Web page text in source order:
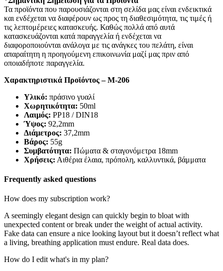
Τα προϊόντα που παρουσιάζονται στη σελίδα μας είναι ενδεικτικά
και ενδέχεται να διαφέρουν ως προς τη διαθεσιμότητα, τις τιμές ή
τις λεπτομέρειες κατασκευής. Καθώς πολλά από αυτά
κατασκευάζονται κατά παραγγελία ή ενδέχεται να
διαφοροποιούνται ανάλογα με τις ανάγκες του πελάτη, είναι
απαραίτητη η προηγούμενη επικοινωνία μαζί μας πριν από
οποιαδήποτε παραγγελία.
Χαρακτηριστικά Προϊόντος – M-206
Υλικό: πράσινο γυαλί
Χωρητικότητα: 50ml
Λαιμός: PP18 / DIN18
Ύψος: 92,2mm
Διάμετρος: 37,2mm
Βάρος: 55g
Συμβατότητα: Πώματα & σταγονόμετρα 18mm
Χρήσεις: Αιθέρια έλαια, πρόπολη, καλλυντικά, βάμματα
Frequently asked questions
How does my subscription work?
A seemingly elegant design can quickly begin to bloat with
unexpected content or break under the weight of actual activity.
Fake data can ensure a nice looking layout but it doesn’t reflect what
a living, breathing application must endure. Real data does.
How do I edit what's in my plan?